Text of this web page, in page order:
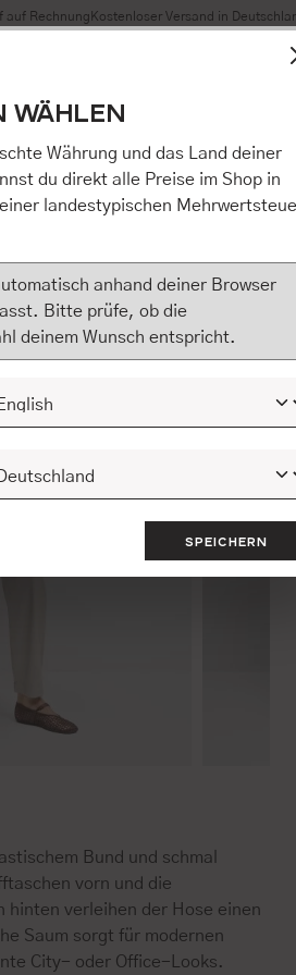
auf Rechnung Kostenloser Versand in
Bund und schmal
vorn und die
verleihen der Hose einen
Saum sorgt für modernen
City- oder Office-Looks.
Erfahrung bieten zu können.
erteilen Sie Ihre Einwilligung
die shopware AG (Ebbinghoff 10,
zuordnen kann, sie aber zu
verarbeiten darf. Mit Klick auf
in die Weitergabe über Ihr
10, 48624 Schöppingen,
eigenen Zwecken (z.B.
ALLE COOKIES
WÄHLEN
Währung und das Land deiner
du direkt alle Preise im Shop in
landestypischen
anhand deiner Browser
Bitte prüfe, ob die
deinem Wunsch entspricht.
SPEICHERN